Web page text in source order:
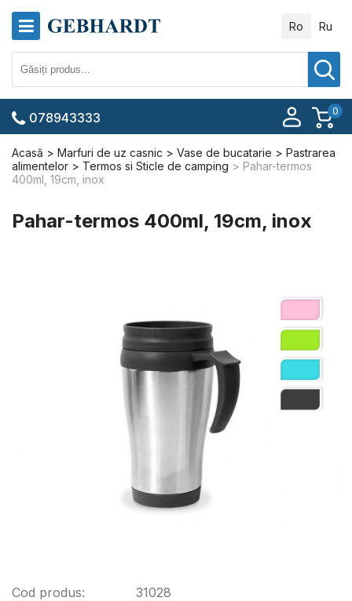
Ro Ru
0
078943333
Acasă Marfuri de uz casnic Vase de bucatarie
Pastrarea
alimentelor
Termos si Sticle de camping
Pahar-termos
400ml, 19cm, inox
Pahar-termos 400ml, 19cm, inox
Cod produs:
31028